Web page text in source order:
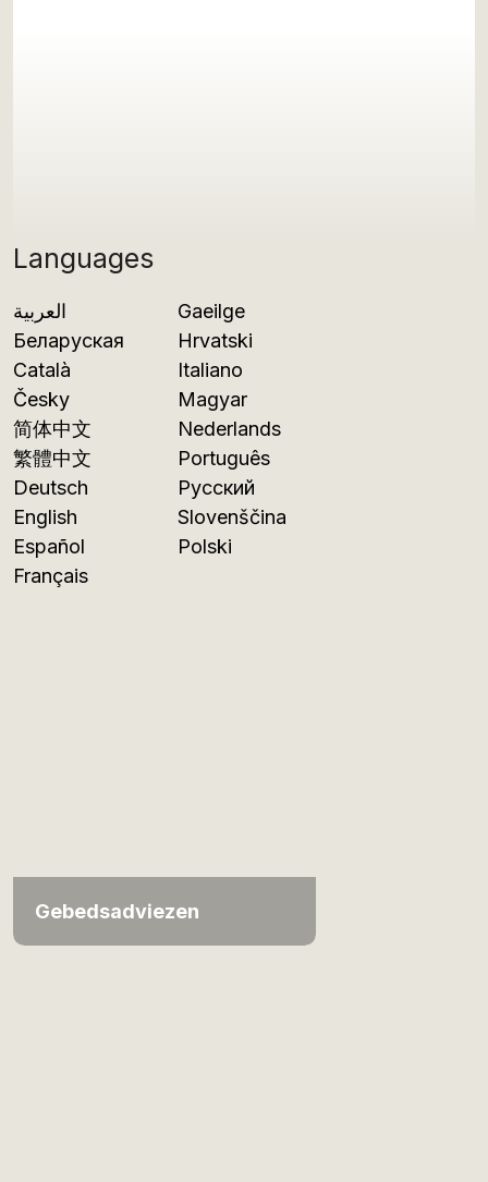
Languages
العربية
Беларуская
Català
Česky
简体中文
繁體中文
Deutsch
English
Español
Français
Gaeilge
Hrvatski
Italiano
Magyar
Nederlands
Português
Русский
Slovenščina
Polski
Gebedsadviezen